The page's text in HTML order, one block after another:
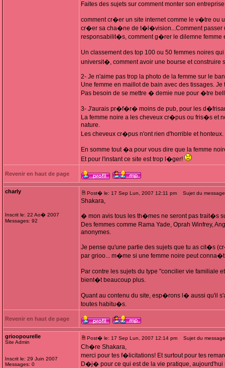
Faites des sujets sur comment monter son
comment cr�er un site internet comme le v�tre ou
cr�er sa cha�ne de t�l�vision...Comment passer
responsabilit�s, comment g�rer le dilemne femme
Un classement des top 100 ou 50 femmes noires
universit�, comment avoir une bourse et
2- Je n'aime pas trop la photo de la femme sur le
Une femme en maillot de bain avec des tissages.
Pas besoin de se mettre � demie nue pour �tre
3- J'aurais pr�f�r� moins de pub, pour les
La femme noire a les cheveux cr�pus ou fris�s et
nature.
Les cheveux cr�pus n'ont rien d'horrible et honteux.
En somme tout �a pour vous dire que la femme
Et pour l'instant ce site est trop l�ger!
Revenir en haut de page
charly
Inscrit le: 22 Ao� 2007
Messages: 92
Post� le: 17 Sep Lun, 2007 12:11 pm Sujet du
Shakara,
� mon avis tous les th�mes ne seront pas trait�s
Des femmes comme Rama Yade, Oprah
anonymes.
Je pense qu'une partie des sujets que tu as cit�s
par grioo... m�me si une femme noire peut
Par contre les sujets du type "concilier vie familiale
bient�t beaucoup plus.
Quant au contenu du site, esp�rons l� aussi qu'il
toutes habitu�s.
Revenir en haut de page
grioopourelle
Site Admin
Inscrit le: 29 Juin 2007
Messages: 0
Post� le: 17 Sep Lun, 2007 12:14 pm Sujet du
Ch�re Shakara,
merci pour tes f�licitations! Et surtout pour tes
D�j� pour ce qui est de la vie pratique, aujourd'hui